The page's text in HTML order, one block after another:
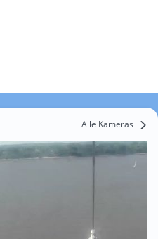
Alle Kameras